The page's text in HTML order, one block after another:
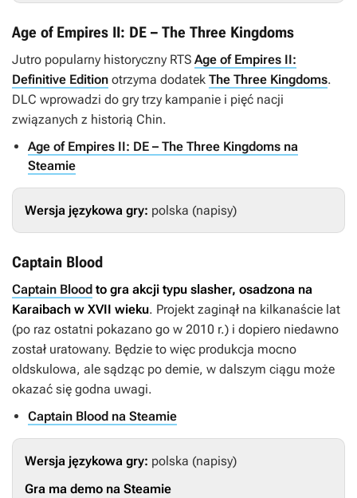
Age of Empires II: DE – The Three Kingdoms
Jutro popularny historyczny RTS Age of Empires II:
Definitive Edition otrzyma dodatek The Three Kingdoms.
DLC wprowadzi do gry trzy kampanie i pięć nacji
związanych z historią Chin.
Age of Empires II: DE – The Three Kingdoms na
Steamie
Wersja językowa gry: polska (napisy)
Captain Blood
Captain Blood to gra akcji typu slasher, osadzona na
Karaibach w XVII wieku. Projekt zaginął na kilkanaście lat
(po raz ostatni pokazano go w 2010 r.) i dopiero niedawno
został uratowany. Będzie to więc produkcja mocno
oldskulowa, ale sądząc po demie, w dalszym ciągu może
okazać się godna uwagi.
Captain Blood na Steamie
Wersja językowa gry: polska (napisy)
Gra ma demo na Steamie